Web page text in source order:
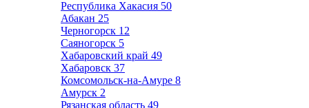
Республика Хакасия 50
Абакан 25
Черногорск 12
Саяногорск 5
Хабаровский край 49
Хабаровск 37
Комсомольск-на-Амуре 8
Амурск 2
Рязанская область 49